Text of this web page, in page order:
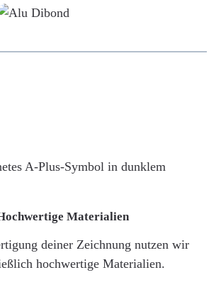
Materialien
deiner Zeichnung nutzen wir
hochwertige Materialien.